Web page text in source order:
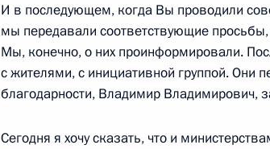
Для СМИ
Подписаться
Справочник
возможностями
возраста
Виртуальный тур по
Кремлю
Владимир Путин —
личный сайт
Дикая природа России
И в последующем, когда Вы проводили
мы передавали соответствующие
Мы, конечно, о них проинформировали.
с жителями, с инициативной группой. Они
благодарности, Владимир Владимирович,
Сегодня я хочу сказать, что и